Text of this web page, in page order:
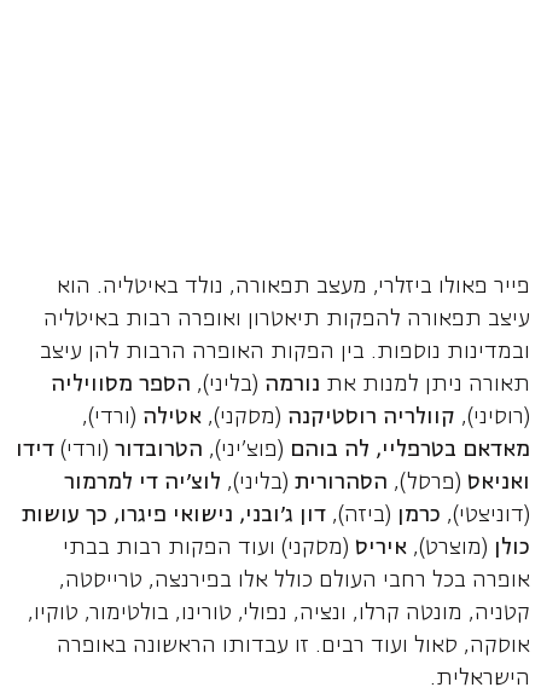
פייר פאולו ביזלרי, מעצב תפאורה, נולד באיטליה. הוא
עיצב תפאורה להפקות תיאטרון ואופרה רבות באיטליה
ובמדינות נוספות. בין הפקות האופרה הרבות להן עיצב
תאורה ניתן למנות את נורמה (בליני), הספר מסוויליה
(רוסיני), קוולריה רוסטיקנה (מסקני), אטילה (ורדי),
מאדאם בטרפליי, לה בוהם (פוצ'יני), הטרובדור(ורדי) דידו
ואניאס (פרסל), הסהרורית(בליני), לוצ'יה די למרמור
(דוניצטי), כרמן (ביזה), דון ג'ובני, נישואי פיגרו, כך עושות
כולן (מוצרט), איריס (מסקני) ועוד הפקות רבות בבתי
אופרה בכל רחבי העולם כולל אלו בפירנצה, טרייסטה,
קטניה, מונטה קרלו, ונציה, נפולי, טורינו, בולטימור, טוקיו,
אוסקה, סאול ועוד רבים. זו עבדותו הראשונה באופרה
הישראלית.